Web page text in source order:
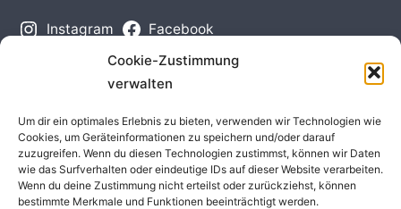
Cookie-Zustimmung
verwalten
Um dir ein optimales Erlebnis zu bieten, verwenden wir Technologien wie
Cookies, um Geräteinformationen zu speichern und/oder darauf
zuzugreifen. Wenn du diesen Technologien zustimmst, können wir Daten
wie das Surfverhalten oder eindeutige IDs auf dieser Website verarbeiten.
Wenn du deine Zustimmung nicht erteilst oder zurückziehst, können
bestimmte Merkmale und Funktionen beeinträchtigt werden.
Instagram Facebook
Unterstütze uns mit deinem Einkauf:
Wie funktioniert das?
Impressum/ Datenschutzerklärung/Kontakt